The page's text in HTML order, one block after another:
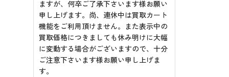
ますが、何卒ご了承下さいます様お願い
申し上げます。尚、連休中は買取カート
機能をご利用頂けません。また表示中の
買取価格につきましても休み明けに大幅
に変動する場合がございますので、十分
ご注意下さいます様お願い申し上げま
す。